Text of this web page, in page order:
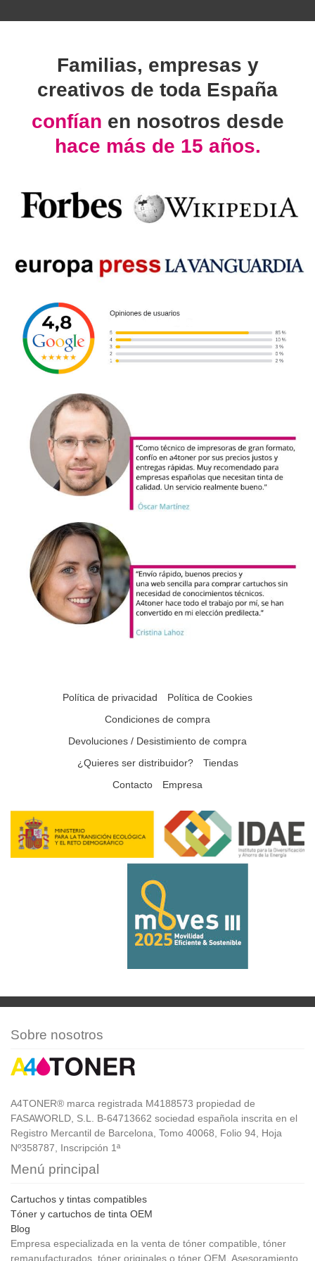
Familias, empresas y
creativos de toda España
confían en nosotros desde
hace más de 15 años.
Política de privacidad
Política de Cookies
Condiciones de compra
Devoluciones / Desistimiento de compra
¿Quieres ser distribuidor?
Tiendas
Contacto
Empresa
Sobre nosotros
A4TONER® marca registrada M4188573 propiedad de
FASAWORLD, S.L. B-64713662 sociedad española inscrita en el
Registro Mercantil de Barcelona, Tomo 40068, Folio 94, Hoja
Nº358787, Inscripción 1ª
Menú principal
Cartuchos y tintas compatibles
Tóner y cartuchos de tinta OEM
Blog
Empresa especializada en la venta de tóner compatible, tóner
remanufacturados, tóner originales o tóner OEM. Asesoramiento